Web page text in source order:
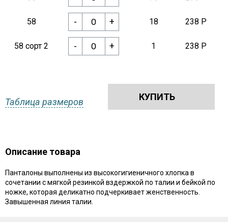
58 +
- 18 238 Р
58 сорт 2 +
- 1 238 Р
Таблица размеров КУПИТЬ
Описание товара
Панталоны выполнены из высокогигиеничного хлопка в
сочетании с мягкой резинкой вздержкой по талии и бейкой по
ножке, которая деликатно подчеркивает женственность.
Завышенная линия талии.